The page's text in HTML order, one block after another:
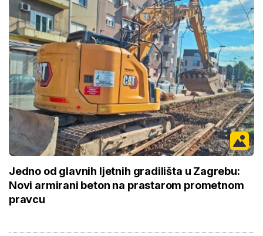
Jedno od glavnih ljetnih gradilišta u Zagrebu:
Novi armirani beton na prastarom prometnom
pravcu